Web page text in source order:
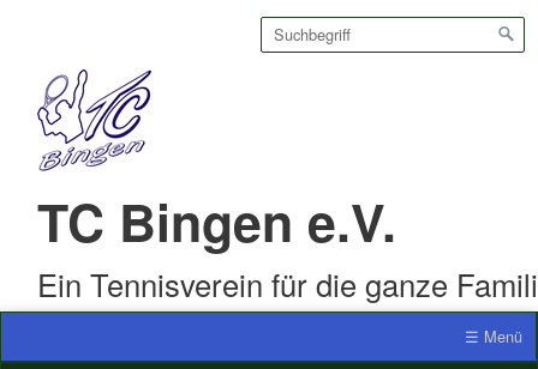
TC Bingen e.V.
Ein Tennisverein für die ganze
☰ Menü